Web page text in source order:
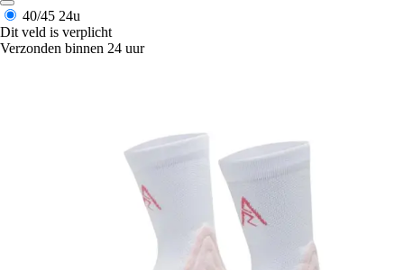
40/45 24u
Dit veld is verplicht
Verzonden binnen 24 uur